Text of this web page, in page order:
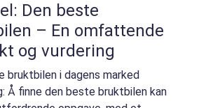
Den beste
– En omfattende
og vurdering
bruktbilen i dagens marked
Å finne den beste bruktbilen kan